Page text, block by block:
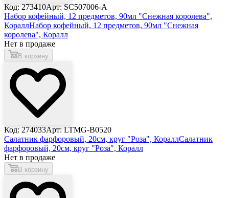
Код: 273410Арт: SC507006-A
Набор кофейный, 12 предметов, 90мл "Снежная королева",
КораллНабор кофейный, 12 предметов, 90мл "Снежная
королева", Коралл
Нет в продаже
В корзину
Код: 274033Арт: LTMG-B0520
Салатник фарфоровый, 20см, круг "Роза", КораллСалатник
фарфоровый, 20см, круг "Роза", Коралл
Нет в продаже
В корзину